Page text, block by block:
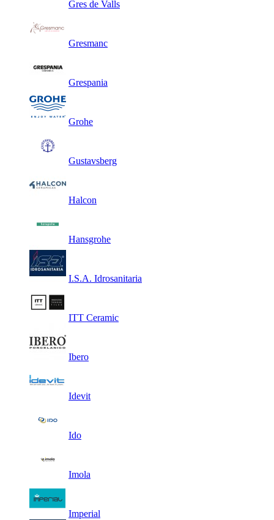
Gres de Valls
Gresmanc
Grespania
Grohe
Gustavsberg
Halcon
Hansgrohe
I.S.A. Idrosanitaria
ITT Ceramic
Ibero
Idevit
Ido
Imola
Imperial